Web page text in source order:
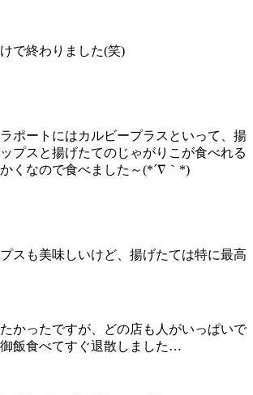
で終わりました(笑)
ポートにはカルビープラスといって、揚
プスと揚げたてのじゃがりこが食べれる
くなので食べました～(*´∇｀*)
スも美味しいけど、揚げたては特に最高
かったですが、どの店も人がいっぱいで
飯食べてすぐ退散しました…